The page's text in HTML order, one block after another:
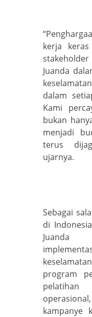
kerja
Juanda
dalam
Kami
bukan
menjadi
terus
ujarnya.
Sebagai
di
Juanda
program
kampanye